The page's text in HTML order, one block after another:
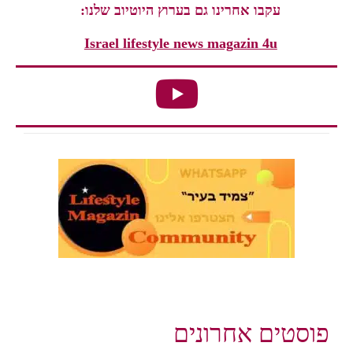
עקבו אחרינו גם בערוץ היוטיוב שלנו:
Israel lifestyle news magazin 4u
פוסטים אחרונים